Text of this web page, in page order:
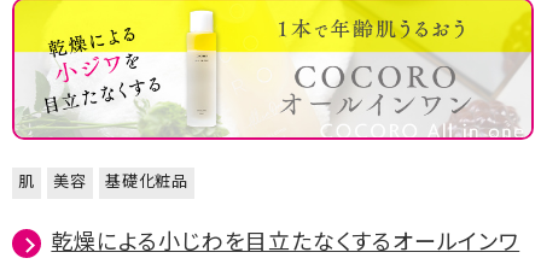
肌 美容 基礎化粧品
乾燥による小じわを目立たなくするオールインワ